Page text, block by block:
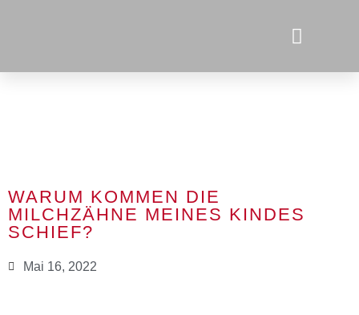
WARUM KOMMEN DIE
MILCHZÄHNE MEINES KINDES
SCHIEF?
Mai 16, 2022